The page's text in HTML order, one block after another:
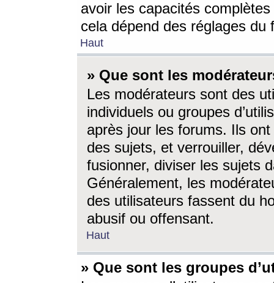
avoir les capacités
cela dépend des réglages du
Haut
» Que sont les
Les modérateurs sont des
individuels ou groupes
après jour les forums. Ils ont
des sujets, et verrouiller,
fusionner, diviser les sujets
Généralement, les
des utilisateurs fassent du
abusif ou offensant.
Haut
» Que sont les groupes